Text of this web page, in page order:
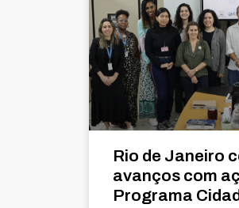
Rio de Janeiro
avanços com
Programa